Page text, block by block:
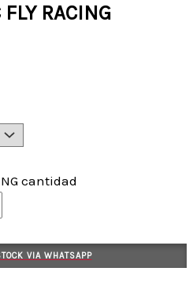
RACING
cantidad
VIA WHATSAPP